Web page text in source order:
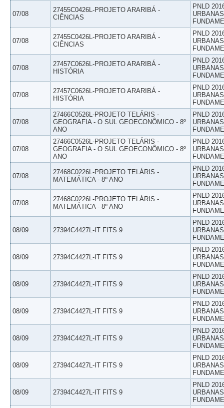
07/08
27455C0426L-PROJETO ARARIBÁ -
CIÊNCIAS
PNLD
07/08
27455C0426L-PROJETO ARARIBÁ -
CIÊNCIAS
PNLD
07/08
27457C0626L-PROJETO ARARIBÁ -
HISTÓRIA
PNLD
07/08
27457C0626L-PROJETO ARARIBÁ -
HISTÓRIA
PNLD
07/08
27466C0526L-PROJETO TELÁRIS -
GEOGRAFIA - O SUL GEOECONÔMICO - 8º
ANO
PNLD
07/08
27466C0526L-PROJETO TELÁRIS -
GEOGRAFIA - O SUL GEOECONÔMICO - 8º
ANO
PNLD
07/08
27468C0226L-PROJETO TELÁRIS -
MATEMÁTICA - 8º ANO
PNLD
07/08
27468C0226L-PROJETO TELÁRIS -
MATEMÁTICA - 8º ANO
PNLD
08/09 27394C4427L-IT FITS 9
PNLD
08/09 27394C4427L-IT FITS 9
PNLD
08/09 27394C4427L-IT FITS 9
PNLD
08/09 27394C4427L-IT FITS 9
PNLD
08/09 27394C4427L-IT FITS 9
PNLD
08/09 27394C4427L-IT FITS 9
PNLD
08/09 27394C4427L-IT FITS 9
PNLD